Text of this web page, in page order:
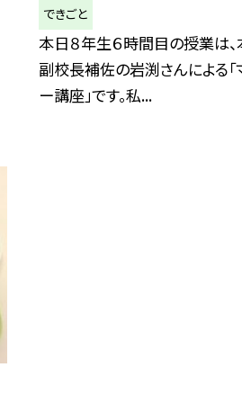
できごと
本日８年生６時間目の授業は
副校長補佐の岩渕さんによる「
ー講座」です。私...